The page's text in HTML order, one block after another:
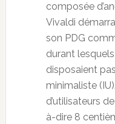
composée
Vivaldi
son PDG
durant
disposaient
minimaliste
d’utilisateurs
à-dire 8